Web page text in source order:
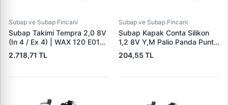
Subap ve Subap Fincani
Subap Takimi Tempra 2,0 8V
(In 4 / Ex 4) | WAX 120 E01
0893/0894 | OEM 4460061-
4359309
2.718,71 TL
Subap ve Subap Fincani
Subap Kapak Conta Silikon
1,2 8V Y,M Palio Panda Punto
| KRAFTVOLL 12010526 |
OEM 46748519
204,55 TL